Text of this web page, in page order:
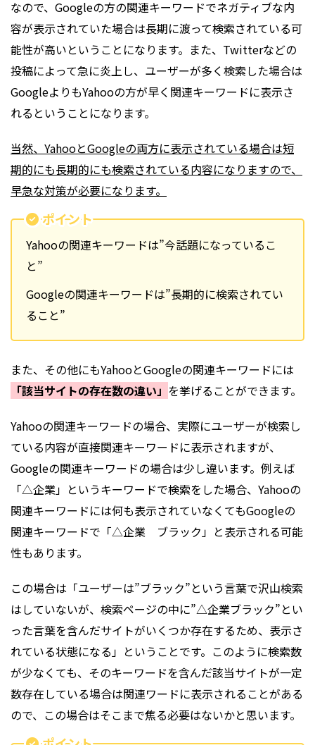
なので、Googleの方の関連キーワードでネガティブな内
容が表示されていた場合は長期に渡って検索されている可
能性が高いということになります。また、Twitterなどの
投稿によって急に炎上し、ユーザーが多く検索した場合は
GoogleよりもYahooの方が早く関連キーワードに表示さ
れるということになります。
当然、YahooとGoogleの両方に表示されている場合は短
期的にも長期的にも検索されている内容になりますので、
早急な対策が必要になります。
ポイント
Yahooの関連キーワードは”今話題になっているこ
と”
Googleの関連キーワードは”長期的に検索されてい
ること”
また、その他にもYahooとGoogleの関連キーワードには
「該当サイトの存在数の違い」 を挙げることができます。
Yahooの関連キーワードの場合、実際にユーザーが検索し
ている内容が直接関連キーワードに表示されますが、
Googleの関連キーワードの場合は少し違います。例えば
「△企業」というキーワードで検索をした場合、Yahooの
関連キーワードには何も表示されていなくてもGoogleの
関連キーワードで「△企業 ブラック」と表示される可能
性もあります。
この場合は「ユーザーは”ブラック”という言葉で沢山検索
はしていないが、検索ページの中に”△企業ブラック”とい
った言葉を含んだサイトがいくつか存在するため、表示さ
れている状態になる」ということです。このように検索数
が少なくても、そのキーワードを含んだ該当サイトが一定
数存在している場合は関連ワードに表示されることがある
ので、この場合はそこまで焦る必要はないかと思います。